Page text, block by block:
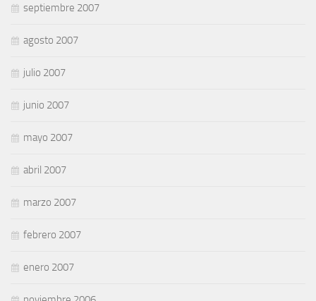
septiembre 2007
agosto 2007
julio 2007
junio 2007
mayo 2007
abril 2007
marzo 2007
febrero 2007
enero 2007